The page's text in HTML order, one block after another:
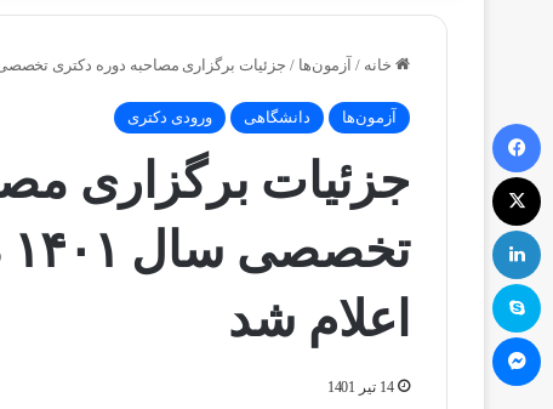
خانه / آزمون‌ها / جزئیات برگزاری مصاحبه دوره دکتری تخصصی سال ۱۴۰۱ دانشگاه آزاد
آزمون‌ها دانشگاهی ورودی دکتری
جزئیات برگزاری
اعلام شد
14 تیر 1401